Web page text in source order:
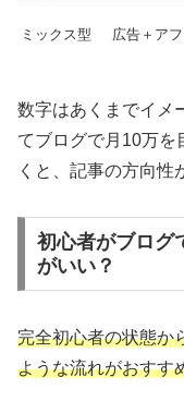
ミックス型 広告＋アフ
数字はあくまでイメ
てブログで月10万を
くと、記事の方向性
初心者がブログ
がいい？
完全初心者の状態か
ような流れがおすす